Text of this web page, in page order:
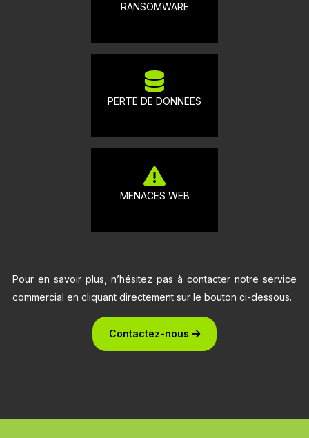
RANSOMWARE
PERTE DE DONNEES
MENACES WEB
Pour en savoir plus, n’hésitez pas à contacter notre service
commercial en cliquant directement sur le bouton ci-dessous.
Contactez-nous